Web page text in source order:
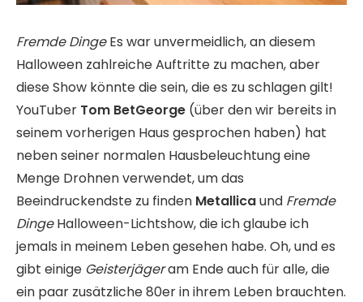
Fremde DingeEs war unvermeidlich, an diesem
Halloween zahlreiche Auftritte zu machen, aber
diese Show könnte die sein, die es zu schlagen gilt!
YouTuber Tom BetGeorge (über den wir bereits in
seinem vorherigen Haus gesprochen haben) hat
neben seiner normalen Hausbeleuchtung eine
Menge Drohnen verwendet, um das
Beeindruckendste zu finden Metallicaund Fremde
DingeHalloween-Lichtshow, die ich glaube ich
jemals in meinem Leben gesehen habe. Oh, und es
gibt einige Geisterjägeram Ende auch für alle, die
ein paar zusätzliche 80er in ihrem Leben brauchten.